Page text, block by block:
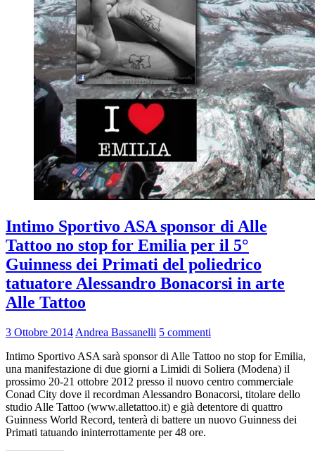
Intimo Sportivo ASA sponsor di Alle
Tattoo no stop for Emilia per il 5°
Guinness dei Primati del poliedrico
tatuatore Alessandro Bonacorsi in arte
Alle Tattoo
3 Ottobre 2014 Andrea Bassanelli 5 commenti
Intimo Sportivo ASA sarà sponsor di Alle Tattoo no stop for Emilia,
una manifestazione di due giorni a Limidi di Soliera (Modena) il
prossimo 20-21 ottobre 2012 presso il nuovo centro commerciale
Conad City dove il recordman Alessandro Bonacorsi, titolare dello
studio Alle Tattoo (www.alletattoo.it) e già detentore di quattro
Guinness World Record, tenterà di battere un nuovo Guinness dei
Primati tatuando ininterrottamente per 48 ore.